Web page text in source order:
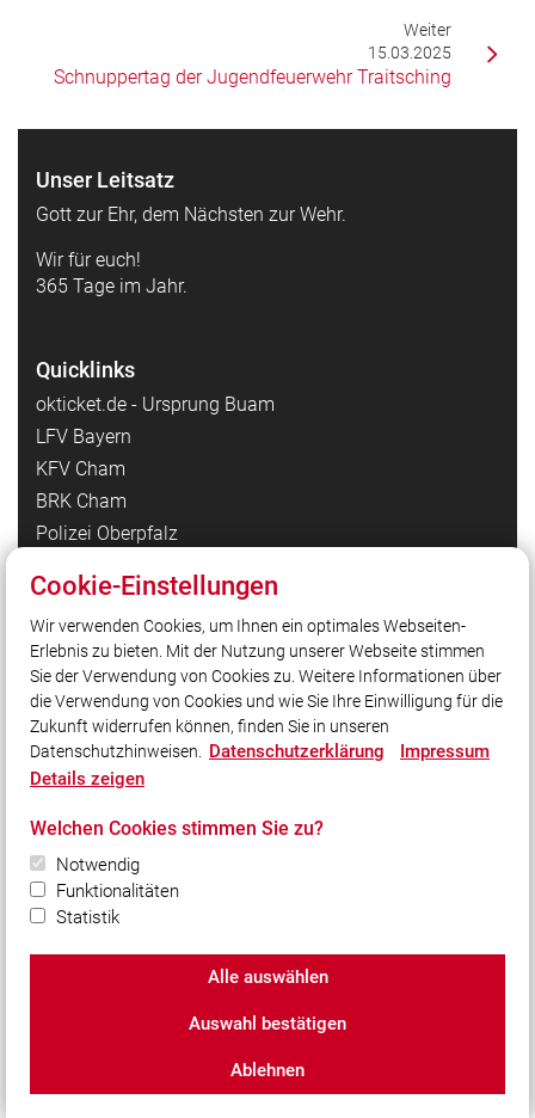
Weiter
15.03.2025
Schnuppertag der Jugendfeuerwehr Traitsching
Unser Leitsatz
Gott zur Ehr, dem Nächsten zur Wehr.
Wir für euch!
365 Tage im Jahr.
Quicklinks
okticket.de - Ursprung Buam
LFV Bayern
KFV Cham
BRK Cham
Polizei Oberpfalz
Landkreis Cham
ADAC Luftrettung
DRF Luftrettung
Datenschutz Social Media
Social Media
Bleiben Sie mit uns in Kontakt und vernetzen Sie sich
mit uns!
© 2026 Freiwillige Feuerwehr Traitsching e.V.
Datenschutz|Cookie-Einstellungen
Cookie-Einstellungen
Wir verwenden Cookies, um Ihnen ein optimales Webseiten-
Erlebnis zu bieten. Mit der Nutzung unserer Webseite stimmen
Sie der Verwendung von Cookies zu. Weitere Informationen über
die Verwendung von Cookies und wie Sie Ihre Einwilligung für die
Zukunft widerrufen können, finden Sie in unseren
Datenschutzhinweisen. Datenschutzerklärung
Impressum
Details zeigen
Welchen Cookies stimmen Sie zu?
Notwendig
Funktionalitäten
Statistik
Alle auswählen
Auswahl bestätigen
Ablehnen